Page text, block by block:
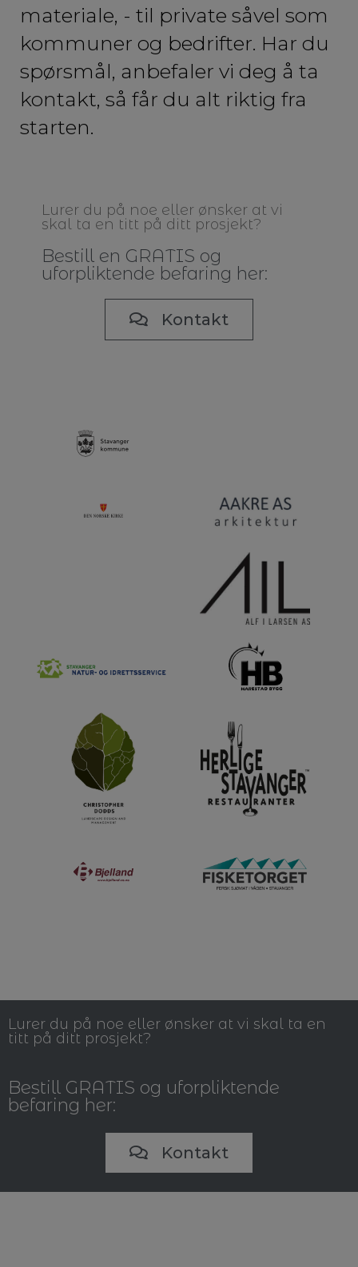
materiale, - til private såvel som
kommuner og bedrifter. Har du
spørsmål, anbefaler vi deg å ta
kontakt, så får du alt riktig fra
starten.
Lurer du på noe eller ønsker at vi
skal ta en titt på ditt prosjekt?
Bestill en GRATIS og
uforpliktende befaring her:
Kontakt
Lurer du på noe eller ønsker at vi skal ta en
titt på ditt prosjekt?
Bestill GRATIS og uforpliktende
befaring her:
Kontakt